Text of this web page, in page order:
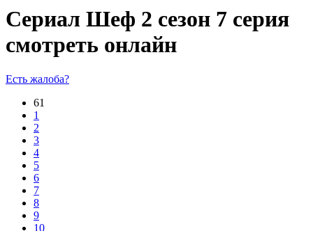
Сериал Шеф 2 сезон 7 серия
смотреть онлайн
Есть жалоба?
61
1
2
3
4
5
6
7
8
9
10